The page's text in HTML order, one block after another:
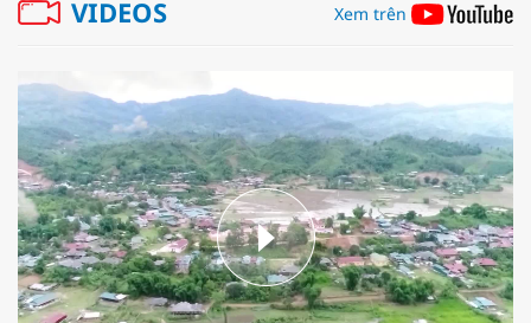
VIDEOS Xem trên